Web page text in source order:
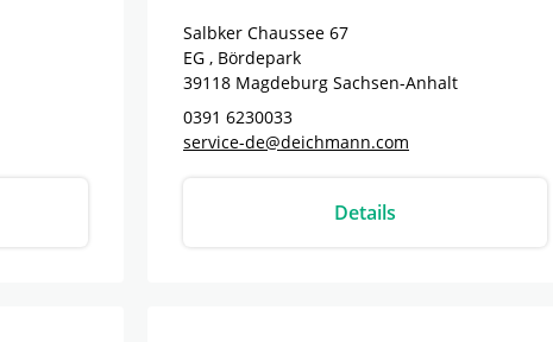
Salbker Chaussee 67
EG , Bördepark
39118 Magdeburg Sachsen-Anhalt
0391 6230033
service-de@deichmann.com
Details